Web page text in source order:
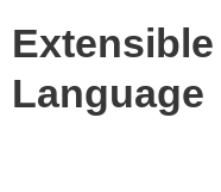
Language